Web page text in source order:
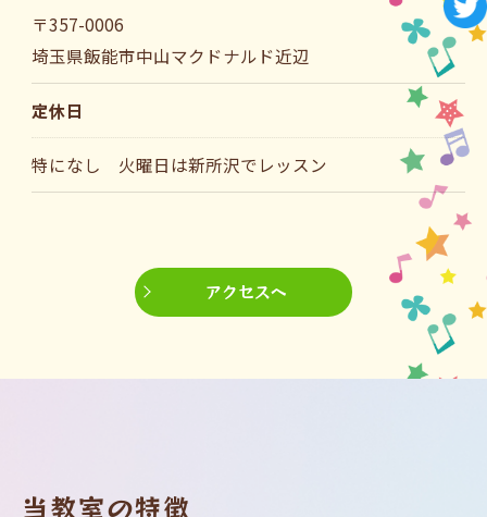
〒357-0006
埼玉県飯能市中山マクドナルド近辺
定休日
特になし 火曜日は新所沢でレッスン
アクセスへ
当教室の特徴